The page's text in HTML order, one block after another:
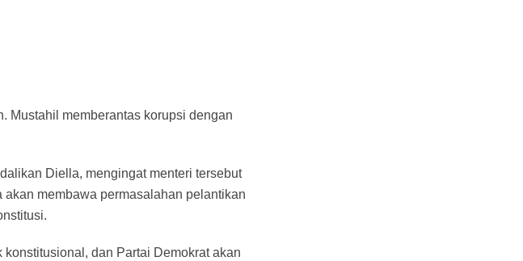
Mustahil memberantas korupsi dengan
Diella, mengingat menteri tersebut
membawa permasalahan pelantikan
dan Partai Demokrat akan